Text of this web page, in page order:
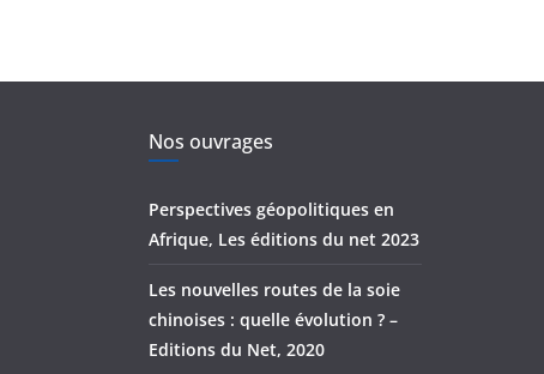
Nos ouvrages
Perspectives géopolitiques en
Afrique, Les éditions du net 2023
Les nouvelles routes de la soie
chinoises : quelle évolution ? –
Editions du Net, 2020